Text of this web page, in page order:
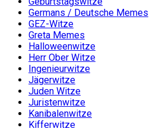
Germans / Deutsche Memes
GEZ-Witze
Greta Memes
Halloweenwitze
Herr Ober Witze
Ingenieurwitze
Jägerwitze
Juden Witze
Juristenwitze
Kanibalenwitze
Kifferwitze